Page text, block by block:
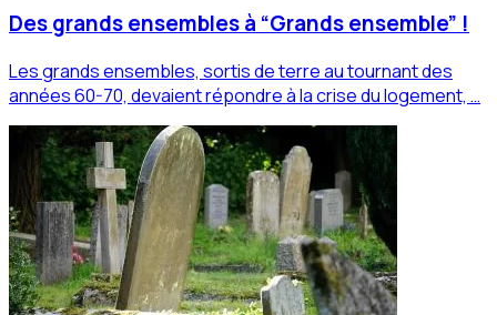
Des grands ensembles à “Grands ensemble” !
Les grands ensembles, sortis de terre au tournant des
années 60-70, devaient répondre à la crise du logement, …